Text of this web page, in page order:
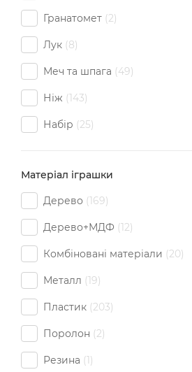
Іграшки антистрес
Головоломки
Ігрові фігурки та персонажі
Дитячі прикраси
Дитяча косметика
Іграшки для пісочниці і пляжу
Гранатомет 2
Лук 8
Меч та шпага 49
Ніж 143
Набір 25
Патрони 8
Рогатка 4
Рушниця 30
Топор 10
Щит 8
Матеріал іграшки
Дерево 169
Дерево+МДФ 12
Комбіновані матеріали 20
Металл 19
Пластик 203
Поролон 2
Резина 1